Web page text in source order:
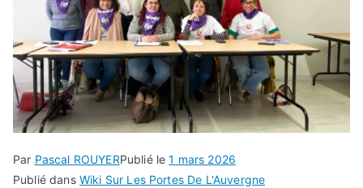
Par Pascal ROUYERPublié le1 mars 2026
Publié dans Wiki Sur Les Portes De L'Auvergne